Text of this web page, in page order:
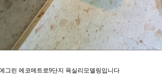
그린 에코메트로9단지 욕실리모델링입니다